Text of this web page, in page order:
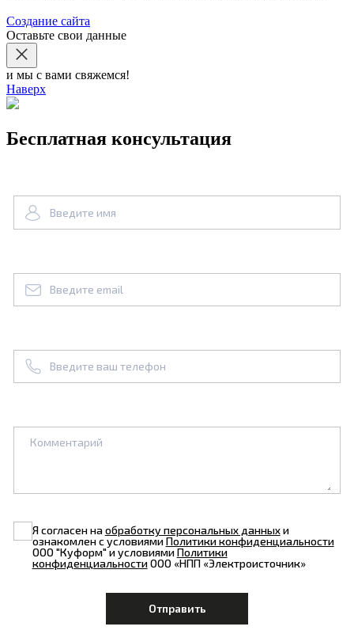
Создание сайта
Оставьте свои данные
и мы с вами свяжемся!
Наверх
Бесплатная консультация
Я согласен наобработку персональных данныхи
ознакомлен с условиямиПолитики конфиденциальности
ООО "Куформ" и условиямиПолитики
конфиденциальностиООО «НПП «Электроисточник»